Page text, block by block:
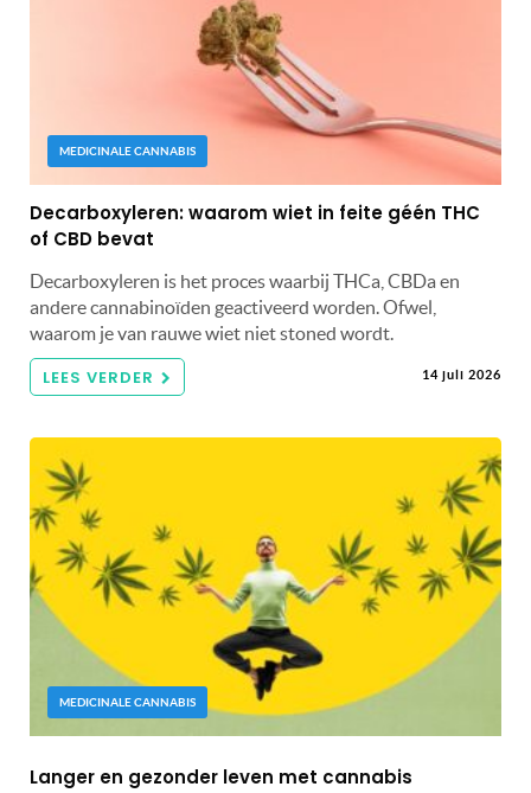
MEDICINALE CANNABIS
Decarboxyleren: waarom wiet in feite géén THC
of CBD bevat
Decarboxyleren is het proces waarbij THCa, CBDa en
andere cannabinoïden geactiveerd worden. Ofwel,
waarom je van rauwe wiet niet stoned wordt.
LEES VERDER 14 juli 2026
MEDICINALE CANNABIS
Langer en gezonder leven met cannabis